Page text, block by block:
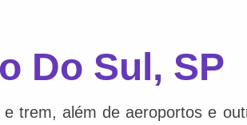
Do Sul, SP
trem, além de aeroportos e